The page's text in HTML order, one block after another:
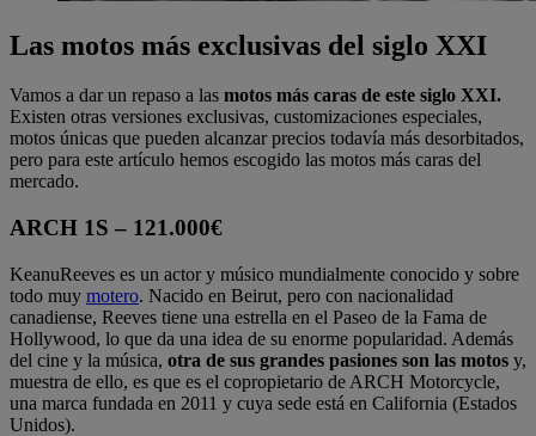
Las motos más exclusivas del siglo XXI
Vamos a dar un repaso a las motos más caras de este siglo XXI.
Existen otras versiones exclusivas, customizaciones especiales,
motos únicas que pueden alcanzar precios todavía más desorbitados,
pero para este artículo hemos escogido las motos más caras del
mercado.
ARCH 1S – 121.000€
KeanuReeves es un actor y músico mundialmente conocido y sobre
todo muy motero. Nacido en Beirut, pero con nacionalidad
canadiense, Reeves tiene una estrella en el Paseo de la Fama de
Hollywood, lo que da una idea de su enorme popularidad. Además
del cine y la música, otra de sus grandes pasiones son las motos y,
muestra de ello, es que es el copropietario de ARCH Motorcycle,
una marca fundada en 2011 y cuya sede está en California (Estados
Unidos).